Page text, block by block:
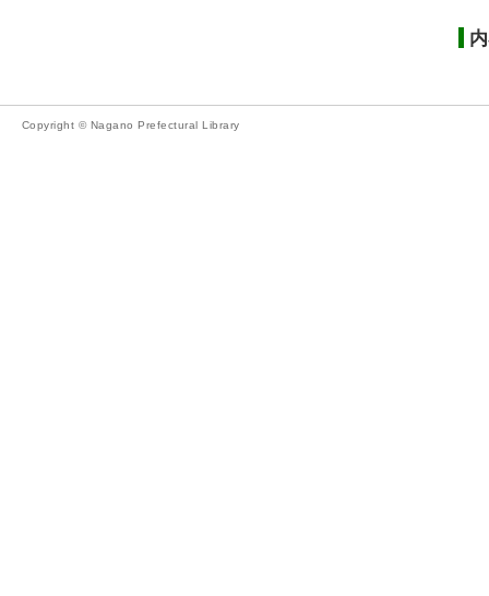
Copyright © Nagano Prefectural Library